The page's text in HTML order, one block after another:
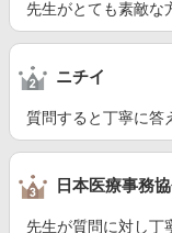
先生がとても素敵な
ニチイ
質問すると丁寧に答
日本医療事務
先生が質問に対し丁